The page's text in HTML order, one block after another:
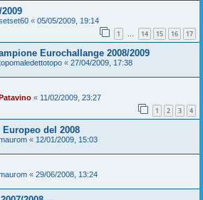
« 05/05/2009, 19:14
1 … 14 15 16 17
Eurochallange 2008/2009
« 27/04/2009, 17:38
« 11/02/2009, 23:27
1 2 3 4
del 2008
« 12/01/2009, 15:03
« 29/06/2008, 13:24